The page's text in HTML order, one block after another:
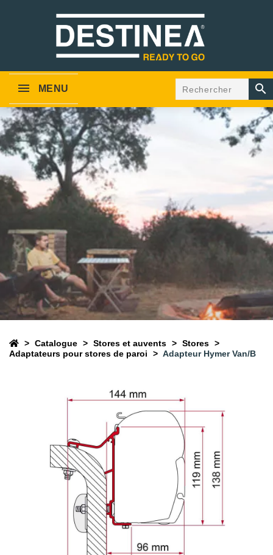
MENU 
Catalogue Stores et auvents
Stores
Adaptateurs pour stores de paroi
Adapteur Hymer Van/B